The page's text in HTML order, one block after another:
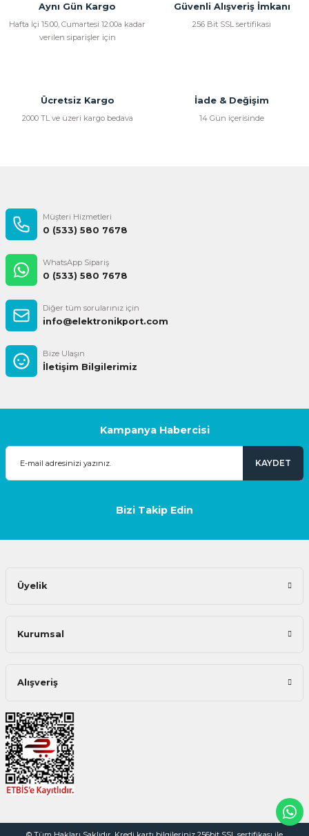
Aynı Gün Kargo
Hafta İçi 15:00, Cumartesi 12:00a kadar
verilen siparişler için
Güvenli Alışveriş İmkanı
256 Bit SSL sertifikası
Ücretsiz Kargo
2000 TL ve üzeri kargo bedava
İade & Değişim
14 Gün içerisinde
Müşteri Hizmetleri
0 (533) 580 7678
WhatsApp Sipariş
0 (533) 580 7678
Diğer tüm sorularınız için
info@elektronikport.com
Bize Ulaşın
İletişim Bilgilerimiz
Kampanya Habercisi
KAYDET
Bizi Takip Edin
Üyelik
Kurumsal
Alışveriş